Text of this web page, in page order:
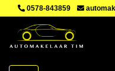
0578-843859